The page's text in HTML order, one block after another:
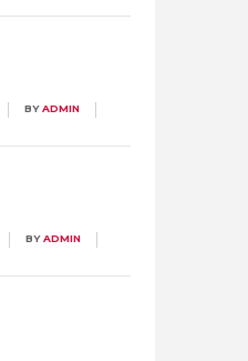
BYADMIN
BYADMIN